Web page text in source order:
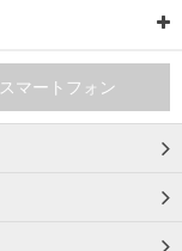
スマートフォン